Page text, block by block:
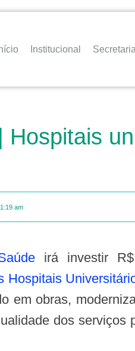
Institucional
Hospitais
am
irá investir
Hospitais
em obras,
dos